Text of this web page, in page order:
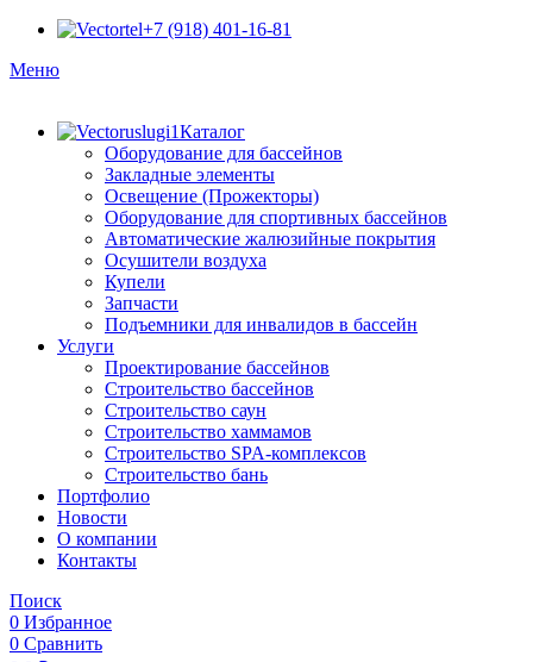
+7 (918) 401-16-81
Меню
Каталог
Оборудование для бассейнов
Закладные элементы
Освещение (Прожекторы)
Оборудование для спортивных бассейнов
Автоматические жалюзийные покрытия
Осушители воздуха
Купели
Запчасти
Подъемники для инвалидов в бассейн
Услуги
Проектирование бассейнов
Строительство бассейнов
Строительство саун
Строительство хаммамов
Строительство SPA-комплексов
Строительство бань
Портфолио
Новости
O компании
Контакты
Поиск
0 Избранное
0 Сравнить